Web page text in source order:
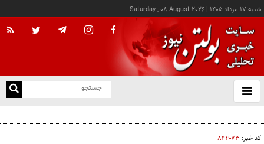
شنبه ۱۷ مرداد ۱۴۰۵ |
Saturday , 08 August 2026
باز
و
کد خبر: ۸۴۴۰۷۳